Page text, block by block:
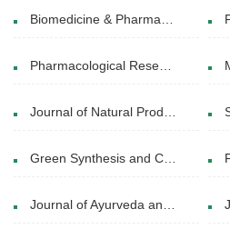
Biomedicine & Pharmacotherapy(May 2020)
Pharmacological Research( 20 May 2021)
Journal of Natural Products(October 10, 2024)
Green Synthesis and Catalysis(27 January 2021)
Journal of Ayurveda and Integrative Medicine(2 December 2017)